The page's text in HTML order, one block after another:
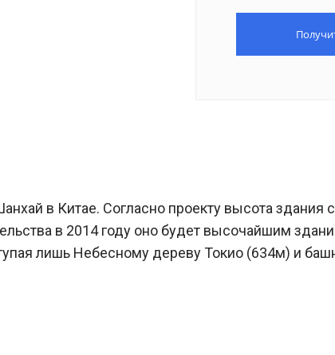
в Китае. Согласно проекту высота здания
в 2014 году оно будет высочайшим
лишь Небесному дереву Токио (634м) и